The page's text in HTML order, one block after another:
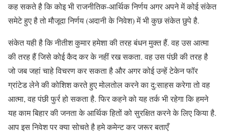
कह सकते है कि कोइ भी राजनीतिक-आर्थिक निर्णय अगर अपने में कोई संकेत
समेटे हुए है तो मौजूदा निर्णय (अदानी के निवेश) में भी कुछ संकेत छुपे है.
संकेत यही है कि नीतीश कुमार हमेशा की तरह बंधन मुक्त हैं. वह उस आत्मा
की तरह हैं जिसे कोई कैद कर के नहीं रख सकता. वह उस पंछी की तरह है
जो जब जहां चाहे विचरण कर सकता है और अगर कोई उन्हें टेकेन फॉर
ग्रांटेड लेने की कोशिश करते हुए मोलतोल करने का दु:साहस करेगा तो वह
आत्मा, वह पंछी फुर्र हो सकता है. फिर कहने को यह तर्क भी रहेगा कि हमने
यह काम बिहार की जनता के आर्थिक हितों को सुरक्षित करने के लिए किया है.
आप इस निवेश पर क्या सोचते है हमे कमेन्ट कर जरूर बताएँ